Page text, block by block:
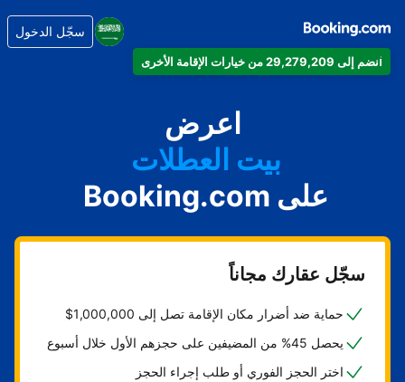
انضم إلى 29,279,209 من خيارات الإقامة الأخرى
سجّل الدخول
اعرض
شقتك
فندقك
بيت العطلات
شقتك الفندقية
منتجعك
على Booking.com
سجّل عقارك مجاناً
حماية ضد أضرار مكان الإقامة تصل إلى 1,000,000$
يحصل 45% من المضيفين على حجزهم الأول خلال أسبوع
اختر الحجز الفوري أو طلب إجراء الحجز